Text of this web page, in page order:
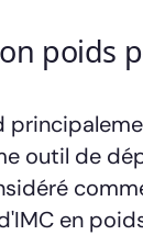
poids
outil de
en